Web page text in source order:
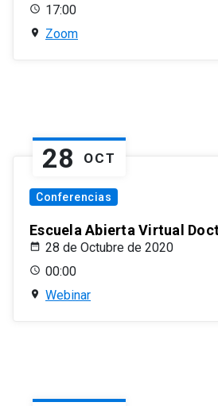
17:00
Zoom
28 OCT
Conferencias
Escuela Abierta Virtual
28 de Octubre de 2020
00:00
Webinar